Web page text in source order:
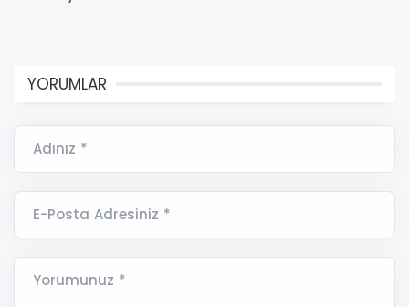
YORUMLAR
Adınız *
E-Posta Adresiniz *
Yorumunuz *